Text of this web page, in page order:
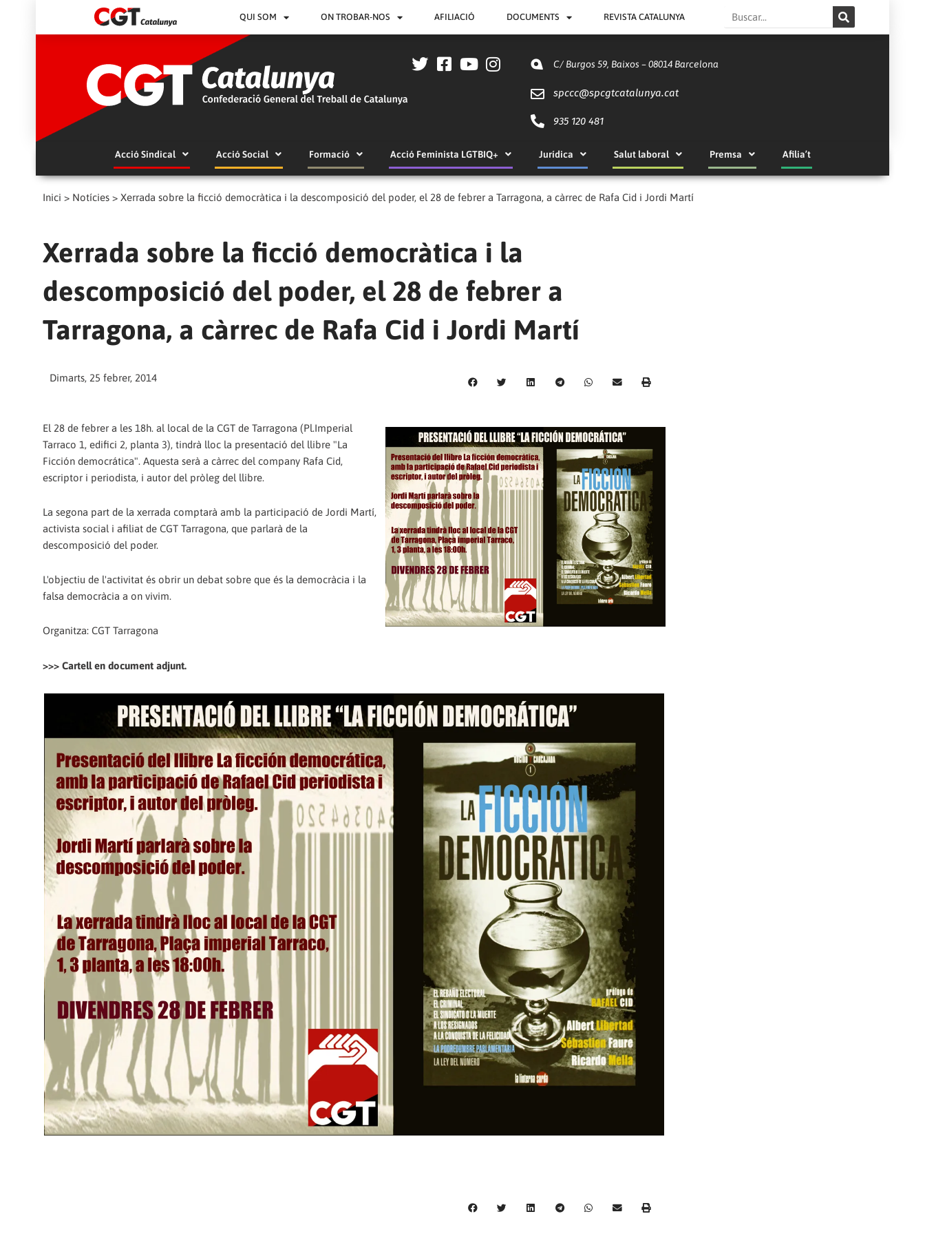
QUI SOM ON TROBAR-NOS AFILIACIÓ DOCUMENTS REVISTA CATALUNYA Search
C/ Burgos 59, Baixos – 08014 Barcelona
spccc@spcgtcatalunya.cat
935 120 481
Acció Sindical Acció Social Formació Acció Feminista LGTBIQ+ Jurídica Salut laboral Premsa Afilia’t
Inici > Notícies > Xerrada sobre la ficció democràtica i la descomposició del poder, el 28 de febrer a Tarragona, a càrrec de Rafa Cid i Jordi Martí
Xerrada sobre la ficció democràtica i la
descomposició del poder, el 28 de febrer a
Tarragona, a càrrec de Rafa Cid i Jordi Martí
Dimarts, 25 febrer, 2014
El 28 de febrer a les 18h. al local de la CGT de Tarragona (Pl.Imperial
Tarraco 1, edifici 2, planta 3), tindrà lloc la presentació del llibre "La
Ficción democrática". Aquesta serà a càrrec del company Rafa Cid,
escriptor i periodista, i autor del pròleg del llibre.
La segona part de la xerrada comptarà amb la participació de Jordi Martí,
activista social i afiliat de CGT Tarragona, que parlarà de la
descomposició del poder.
L'objectiu de l'activitat és obrir un debat sobre que és la democràcia i la
falsa democràcia a on vivim.
Organitza: CGT Tarragona
>>> Cartell en document adjunt.